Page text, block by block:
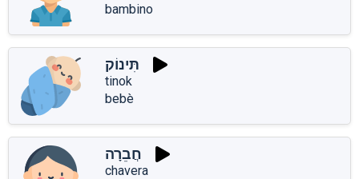
bambino
תִּינוֹק
tinok
bebè
חֲבֵרָה
chavera